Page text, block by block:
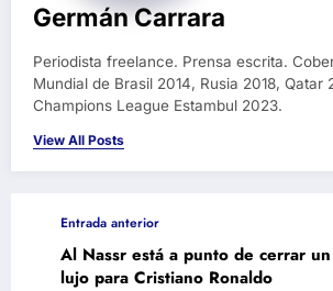
Germán Carrara
Periodista freelance. Prensa escrita.
Mundial de Brasil 2014, Rusia 2018, Qatar
Champions League Estambul 2023.
View All Posts
Entrada anterior
Al Nassr está a punto de cerrar
lujo para Cristiano Ronaldo